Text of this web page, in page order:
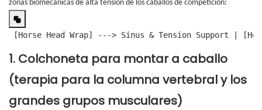
zonas biomecánicas de alta tensión de los caballos de competición:
[Horse Head Wrap] ---> Sinus & Tension Support |
1. Colchoneta para montar a caballo
(terapia para la columna vertebral y los
grandes grupos musculares)